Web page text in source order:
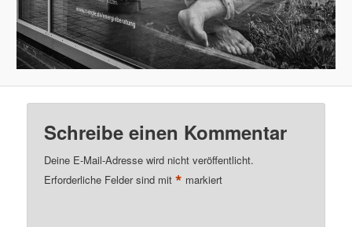
Schreibe einen Kommentar
Deine E-Mail-Adresse wird nicht veröffentlicht.
Erforderliche Felder sind mit* markiert